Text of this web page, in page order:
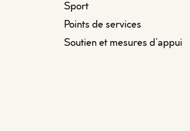
Sport
Points de services
Soutien et mesures d’appui